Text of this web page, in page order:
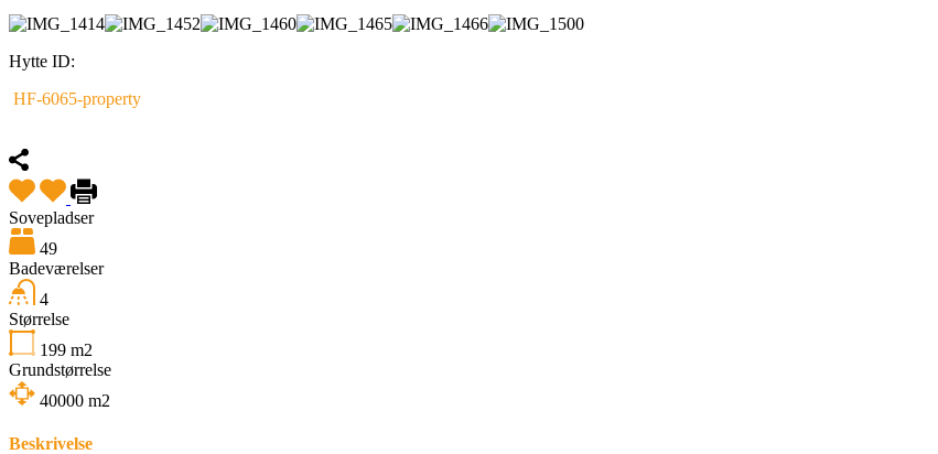
Hytte ID:
HF-6065-property
Sovepladser
49
Badeværelser
4
Størrelse
199 m2
Grundstørrelse
40000 m2
Beskrivelse